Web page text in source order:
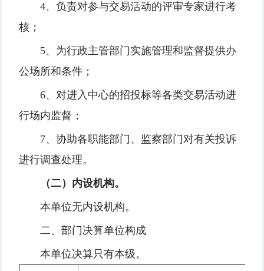
4、负责对参与交易活动的评审专家进行考
核；
5、为行政主管部门实施管理和监督提供办
公场所和条件；
6、对进入中心的招投标等各类交易活动进
行场内监督；
7、协助各职能部门、监察部门对有关投诉
进行调查处理。
（二）内设机构。
本单位无内设机构。
二、部门决算单位构成
本单位决算只有本级。